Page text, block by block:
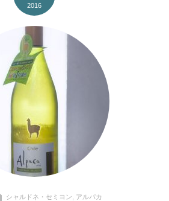
2016
シャルドネ・セミヨン
アルパカ